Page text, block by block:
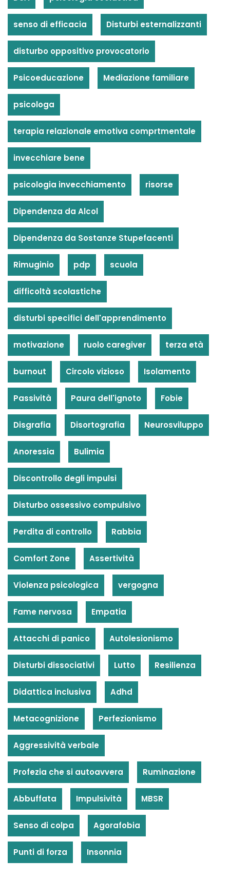
senso di efficacia Disturbi esternalizzanti
disturbo oppositivo provocatorio
Psicoeducazione Mediazione familiare
psicologa
terapia relazionale emotiva comprtmentale
invecchiare bene
psicologia invecchiamento risorse
Dipendenza da Alcol
Dipendenza da Sostanze Stupefacenti
Rimuginio pdp scuola
difficoltà scolastiche
disturbi specifici dell'apprendimento
motivazione ruolo caregiver terza età
burnout Circolo vizioso Isolamento
Passività Paura dell'ignoto Fobie
Disgrafia Disortografia Neurosviluppo
Anoressia Bulimia
Discontrollo degli impulsi
Disturbo ossessivo compulsivo
Perdita di controllo Rabbia
Comfort Zone Assertività
Violenza psicologica vergogna
Fame nervosa Empatia
Attacchi di panico Autolesionismo
Disturbi dissociativi Lutto Resilienza
Didattica inclusiva Adhd
Metacognizione Perfezionismo
Aggressività verbale
Profezia che si autoavvera Ruminazione
Abbuffata Impulsività MBSR
Senso di colpa Agorafobia
Punti di forza Insonnia